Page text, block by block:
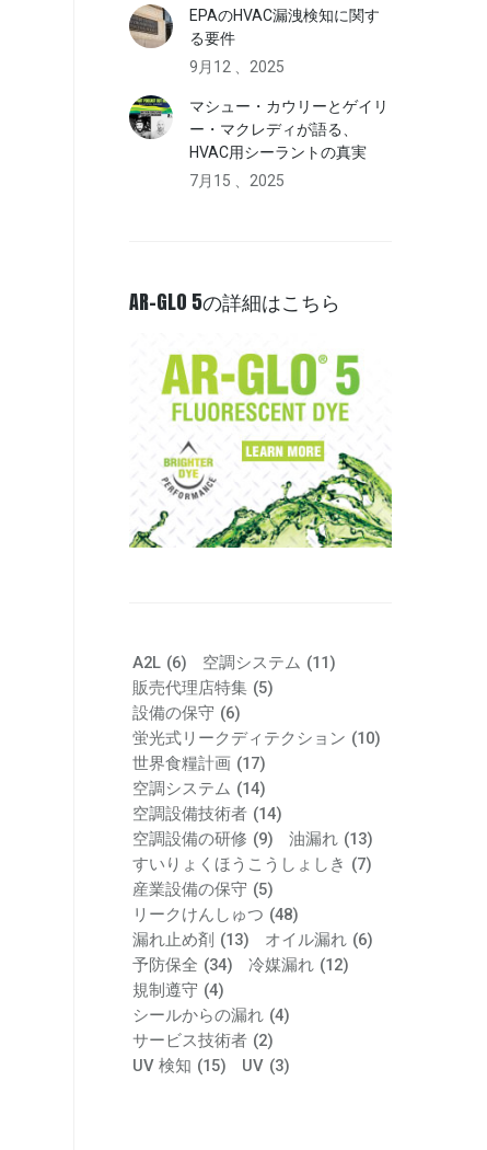
EPAのHVAC漏洩検知に関す
る要件
9月12 、2025
マシュー・カウリーとゲイリ
ー・マクレディが語る、
HVAC用シーラントの真実
7月15 、2025
AR-GLO 5の詳細はこちら
A2L (6) 空調システム (11)
販売代理店特集 (5)
設備の保守 (6)
蛍光式リークディテクション (10)
世界食糧計画 (17)
空調システム (14)
空調設備技術者 (14)
空調設備の研修 (9) 油漏れ (13)
すいりょくほうこうしょしき (7)
産業設備の保守 (5)
リークけんしゅつ (48)
漏れ止め剤 (13) オイル漏れ (6)
予防保全 (34) 冷媒漏れ (12)
規制遵守 (4)
シールからの漏れ (4)
サービス技術者 (2)
UV 検知 (15) UV (3)